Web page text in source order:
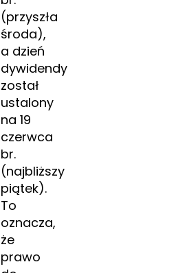
(przyszła
środa),
a dzień
dywidendy
został
ustalony
na 19
czerwca
br.
(najbliższy
piątek).
To
oznacza,
że
prawo